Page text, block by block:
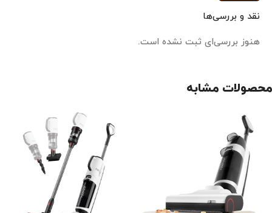
نقد و بررسی‌ها
هنوز بررسی‌ای ثبت نشده است.
محصولات مشابه